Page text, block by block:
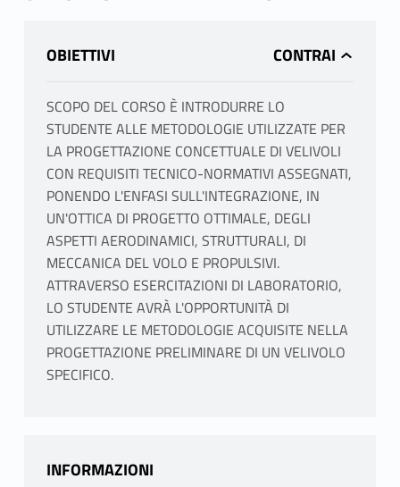
OBIETTIVI
SCOPO DEL CORSO È INTRODURRE LO
STUDENTE ALLE METODOLOGIE UTILIZZATE PER
LA PROGETTAZIONE CONCETTUALE DI VELIVOLI
CON REQUISITI TECNICO-NORMATIVI ASSEGNATI,
PONENDO L'ENFASI SULL'INTEGRAZIONE, IN
UN'OTTICA DI PROGETTO OTTIMALE, DEGLI
ASPETTI AERODINAMICI, STRUTTURALI, DI
MECCANICA DEL VOLO E PROPULSIVI.
ATTRAVERSO ESERCITAZIONI DI LABORATORIO,
LO STUDENTE AVRÀ L'OPPORTUNITÀ DI
UTILIZZARE LE METODOLOGIE ACQUISITE NELLA
PROGETTAZIONE PRELIMINARE DI UN VELIVOLO
SPECIFICO.
INFORMAZIONI